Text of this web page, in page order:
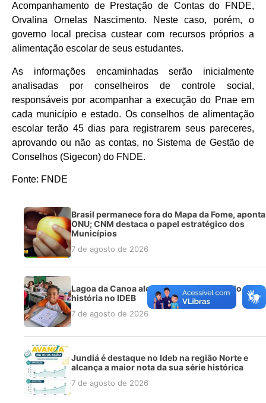
Acompanhamento de Prestação de Contas do FNDE,
Orvalina Ornelas Nascimento. Neste caso, porém, o
governo local precisa custear com recursos próprios a
alimentação escolar de seus estudantes.
As informações encaminhadas serão inicialmente
analisadas por conselheiros de controle social,
responsáveis por acompanhar a execução do Pnae em
cada município e estado. Os conselhos de alimentação
escolar terão 45 dias para registrarem seus pareceres,
aprovando ou não as contas, no Sistema de Gestão de
Conselhos (Sigecon) do FNDE.
Fonte: FNDE
Brasil permanece fora do Mapa da Fome, aponta
ONU; CNM destaca o papel estratégico dos
Municípios
7 de agosto de 2026
Lagoa da Canoa alcança melhor resultado da
história no IDEB
7 de agosto de 2026
Jundiá é destaque no Ideb na região Norte e
alcança a maior nota da sua série histórica
7 de agosto de 2026